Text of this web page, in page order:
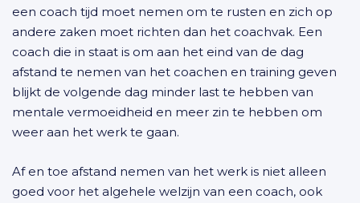
een coach tijd moet nemen om te rusten en zich op
andere zaken moet richten dan het coachvak. Een
coach die in staat is om aan het eind van de dag
afstand te nemen van het coachen en training geven
blijkt de volgende dag minder last te hebben van
mentale vermoeidheid en meer zin te hebben om
weer aan het werk te gaan.
Af en toe afstand nemen van het werk is niet alleen
goed voor het algehele welzijn van een coach, ook